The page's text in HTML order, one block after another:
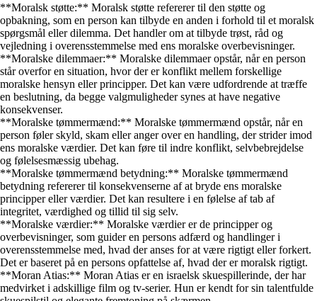
**Moralsk støtte:** Moralsk støtte refererer til den støtte og
opbakning, som en person kan tilbyde en anden i forhold til et moralsk
spørgsmål eller dilemma. Det handler om at tilbyde trøst, råd og
vejledning i overensstemmelse med ens moralske overbevisninger.
**Moralske dilemmaer:** Moralske dilemmaer opstår, når en person
står overfor en situation, hvor der er konflikt mellem forskellige
moralske hensyn eller principper. Det kan være udfordrende at træffe
en beslutning, da begge valgmuligheder synes at have negative
konsekvenser.
**Moralske tømmermænd:** Moralske tømmermænd opstår, når en
person føler skyld, skam eller anger over en handling, der strider imod
ens moralske værdier. Det kan føre til indre konflikt, selvbebrejdelse
og følelsesmæssig ubehag.
**Moralske tømmermænd betydning:** Moralske tømmermænd
betydning refererer til konsekvenserne af at bryde ens moralske
principper eller værdier. Det kan resultere i en følelse af tab af
integritet, værdighed og tillid til sig selv.
**Moralske værdier:** Moralske værdier er de principper og
overbevisninger, som guider en persons adfærd og handlinger i
overensstemmelse med, hvad der anses for at være rigtigt eller forkert.
Det er baseret på en persons opfattelse af, hvad der er moralsk rigtigt.
**Moran Atias:** Moran Atias er en israelsk skuespillerinde, der har
medvirket i adskillige film og tv-serier. Hun er kendt for sin talentfulde